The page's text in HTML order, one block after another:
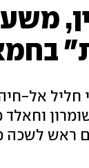
אל-
ראש לשכה